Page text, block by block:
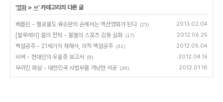
'영화> ㅂ' 카테고리의 다른 글
베를린 - 멜로물도 류승완의 손에서는 액션영화가 된다 (25) 2013.02.04
[블루레이] 불의 전차 - 불멸의 스포츠 감동 실화 (17) 2012.06.25
백설공주 - 21세기식 재해석, 의적 백설공주 (31) 2012.05.04
비버 - 현대인의 우울증 보고서 (9) 2012.04.16
부러진 화살 - 대한민국 사법부를 겨냥한 석궁 (36) 2012.01.18